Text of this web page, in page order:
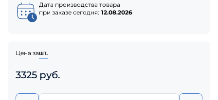
Дата производства товара
при заказе сегодня: 12.08.2026
Цена зашт.
3325 руб.